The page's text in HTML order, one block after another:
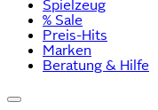
Spielzeug
% Sale
Preis-Hits
Marken
Beratung & Hilfe